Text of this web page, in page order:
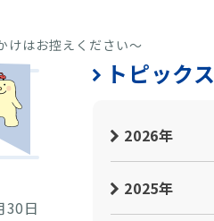
けはお控えください～
30日
トピックス
2026年
2025年